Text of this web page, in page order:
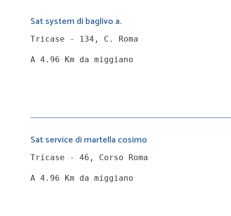
Sat system di baglivo a.
Tricase - 134, C. Roma
A 4.96 Km da miggiano
Sat service di martella cosimo
Tricase - 46, Corso Roma
A 4.96 Km da miggiano